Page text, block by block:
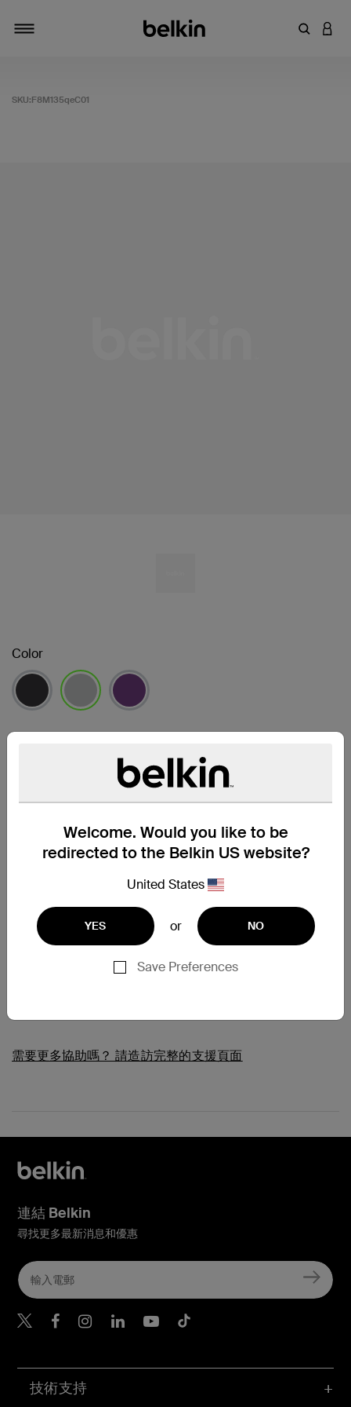
輸入關鍵
登入
Welcome. Would you like to be
redirected to the Belkin US website?
United States
YES or NO
Save Preferences
SKU:F8M135qeC01
Color
尋找零售商
需要更多協助嗎？ 請造訪完整的支援頁面
技術支持
連結 Belkin
尋找更多最新消息和優惠
Belkin Twitter
Belkin Hong Kong
Belkin Instagram
Belkin Hong Kong
Belkin Youtube
Belkin TikTok